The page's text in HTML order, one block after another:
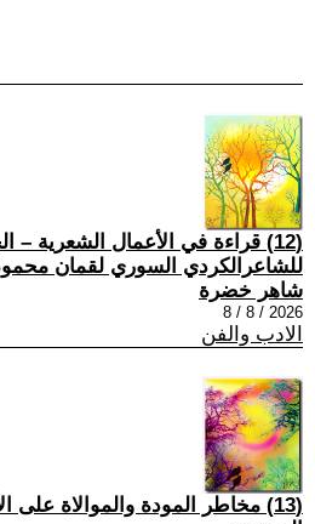
(12) قراءة في الأعمال الشعرية –
للشاعرالكردي السوري لقمان
شاهر خضرة
2026 / 8 / 8
الادب والفن
(13) مخاطر المودة والموالاة على